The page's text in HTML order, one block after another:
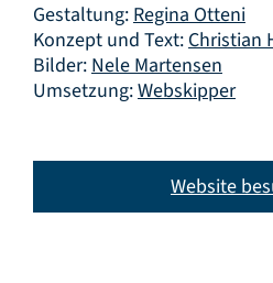
Gestaltung:Regina Otteni
Konzept und Text:Christian
Bilder:Nele Martensen
Umsetzung:Webskipper
Website